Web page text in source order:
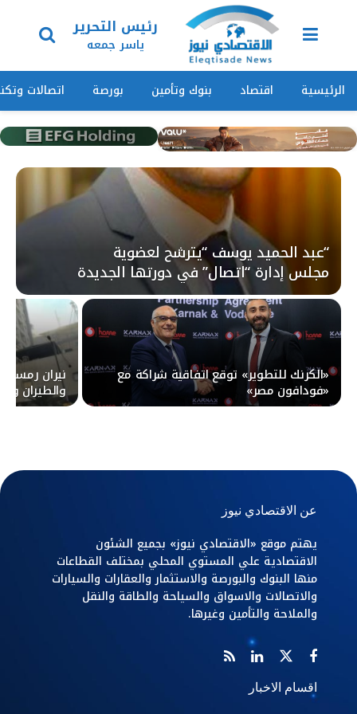
رئيس التحرير
ياسر جمعه
الرئيسية اقتصاد بنوك وتأمين بورصة اتصالات
“عبد الحميد يوسف “يترشح لعضوية
مجلس إدارة “اتصال” في دورتها الجديدة
«الكرنك للتطوير» توقع اتفاقية شراكة مع
«فودافون مصر»
نيران
والطيران
عن الاقتصادي نيوز
يهتم موقع «الاقتصادي نيوز» بجميع الشئون
الاقتصادية علي المستوي المحلي بمختلف القطاعات
منها البنوك والبورصة والاستثمار والعقارات والسيارات
والاتصالات والاسواق والسياحة والطاقة والنقل
والملاحة والتأمين وغيرها.
اقسام الاخبار